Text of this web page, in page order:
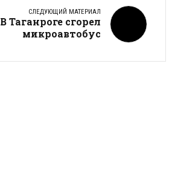
СЛЕДУЮЩИЙ МАТЕРИАЛ
В Таганроге сгорел
микроавтобус